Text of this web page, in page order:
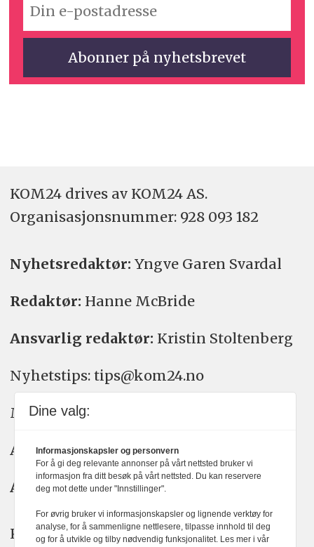
KOM24 drives av KOM24 AS.
Organisasjons­nummer: 928 093 182
Nyhetsredaktør: Yngve Garen Svardal
Redaktør: Hanne McBride
Ansvarlig redaktør: Kristin Stoltenberg
Nyhetstips: tips@kom24.no
Meninger: meninger@kom24.no
Annonse: annonse@watchmedia.no
Abonnement:kom24@watchmedia.no
KOM24 arbeider etter Vær Varsom-
Dine valg:
Informasjonskapsler og personvern
For å gi deg relevante annonser på vårt nettsted bruker vi
informasjon fra ditt besøk på vårt nettsted. Du kan reservere
deg mot dette under "Innstillinger".
For øvrig bruker vi informasjonskapsler og lignende verktøy for
analyse, for å sammenligne nettlesere, tilpasse innhold til deg
og for å utvikle og tilby nødvendig funksjonalitet. Les mer i vår